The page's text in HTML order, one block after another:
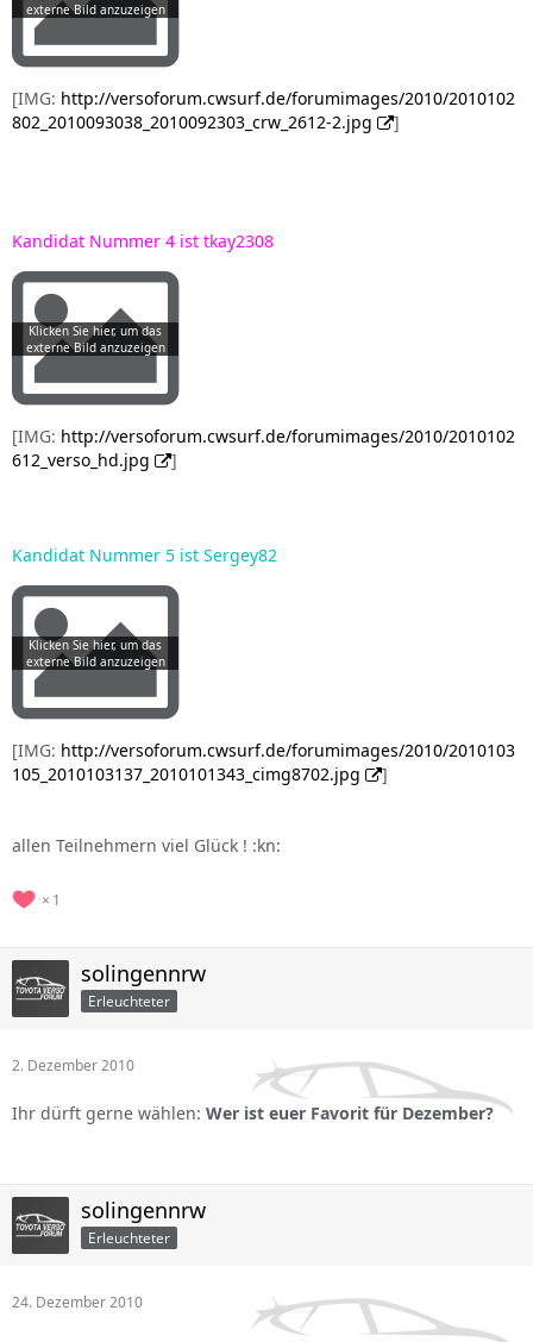
[IMG: http://versoforum.cwsurf.de/forumimages/2010/2010102
802_2010093038_2010092303_crw_2612-2.jpg
]
Kandidat Nummer 4 ist tkay2308
[IMG: http://versoforum.cwsurf.de/forumimages/2010/2010102
612_verso_hd.jpg
]
Kandidat Nummer 5 ist Sergey82
[IMG: http://versoforum.cwsurf.de/forumimages/2010/2010103
105_2010103137_2010101343_cimg8702.jpg
]
allen Teilnehmern viel Glück ! :kn:
1
solingennrw
Erleuchteter
2. Dezember 2010
Ihr dürft gerne wählen: Wer ist euer Favorit für Dezember?
solingennrw
Erleuchteter
24. Dezember 2010